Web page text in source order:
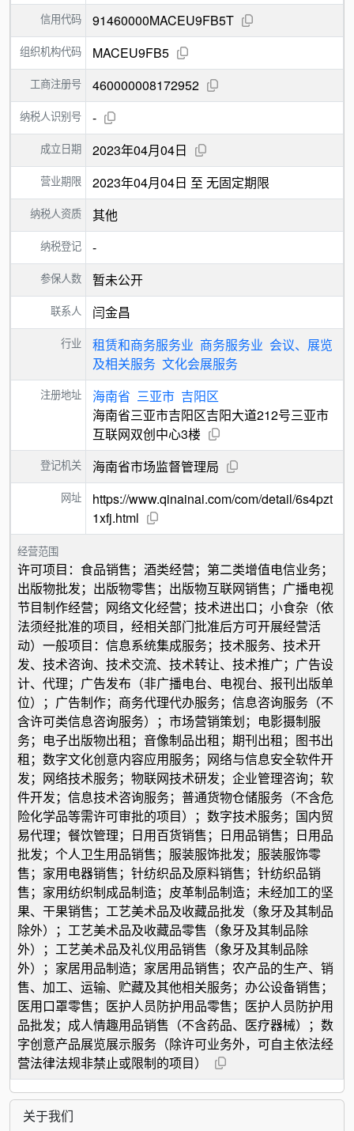
信用代码 91460000MACEU9FB5T
组织机构代码 MACEU9FB5
工商注册号 460000008172952
纳税人识别号 -
成立日期 2023年04月04日
营业期限 2023年04月04日 至 无固定期限
纳税人资质 其他
纳税登记 -
参保人数 暂未公开
联系人 闫金昌
行业 租赁和商务服务业 商务服务业 会议、展览
及相关服务 文化会展服务
注册地址 海南省 三亚市 吉阳区
海南省三亚市吉阳区吉阳大道212号三亚市
互联网双创中心3楼
登记机关 海南省市场监督管理局
网址
https://www.qinainai.com/com/detail/6s4pzt
1xfj.html
经营范围
许可项目：食品销售；酒类经营；第二类增值电信业务；
出版物批发；出版物零售；出版物互联网销售；广播电视
节目制作经营；网络文化经营；技术进出口；小食杂（依
法须经批准的项目，经相关部门批准后方可开展经营活
动）一般项目：信息系统集成服务；技术服务、技术开
发、技术咨询、技术交流、技术转让、技术推广；广告设
计、代理；广告发布（非广播电台、电视台、报刊出版单
位）；广告制作；商务代理代办服务；信息咨询服务（不
含许可类信息咨询服务）；市场营销策划；电影摄制服
务；电子出版物出租；音像制品出租；期刊出租；图书出
租；数字文化创意内容应用服务；网络与信息安全软件开
发；网络技术服务；物联网技术研发；企业管理咨询；软
件开发；信息技术咨询服务；普通货物仓储服务（不含危
险化学品等需许可审批的项目）；数字技术服务；国内贸
易代理；餐饮管理；日用百货销售；日用品销售；日用品
批发；个人卫生用品销售；服装服饰批发；服装服饰零
售；家用电器销售；针纺织品及原料销售；针纺织品销
售；家用纺织制成品制造；皮革制品制造；未经加工的坚
果、干果销售；工艺美术品及收藏品批发（象牙及其制品
除外）；工艺美术品及收藏品零售（象牙及其制品除
外）；工艺美术品及礼仪用品销售（象牙及其制品除
外）；家居用品制造；家居用品销售；农产品的生产、销
售、加工、运输、贮藏及其他相关服务；办公设备销售；
医用口罩零售；医护人员防护用品零售；医护人员防护用
品批发；成人情趣用品销售（不含药品、医疗器械）；数
字创意产品展览展示服务（除许可业务外，可自主依法经
营法律法规非禁止或限制的项目）
关于我们